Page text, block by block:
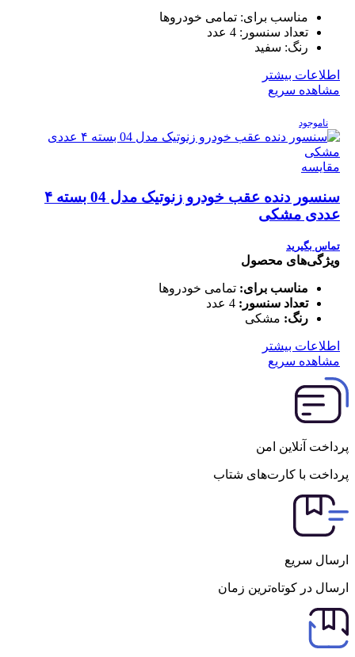
مناسب برای: تمامی خودروها
تعداد سنسور: 4 عدد
رنگ: سفید
اطلاعات بیشتر
مشاهده سریع
ناموجود
مقایسه
سنسور دنده عقب خودرو زنوتیک مدل 04 بسته ۴
عددی مشکی
تماس بگیرید
ویژگی‌های محصول
مناسب برای: تمامی خودروها
تعداد سنسور: 4 عدد
رنگ: مشکی
اطلاعات بیشتر
مشاهده سریع
پرداخت آنلاین امن
پرداخت با کارت‌های شتاب
ارسال سریع
ارسال در کوتاه‌ترین زمان